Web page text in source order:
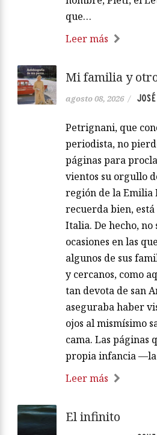
que…
Leer más
Mi familia y
agosto 08, 2026 /
Petrignani, que
periodista, no
páginas para
vientos su orgullo
región de la Emilia
recuerda bien,
Italia. De hecho, no
ocasiones en las
algunos de sus
y cercanos, como
tan devota de san
aseguraba haber
ojos al mismísimo
cama. Las páginas
propia infancia
Leer más
El infinito